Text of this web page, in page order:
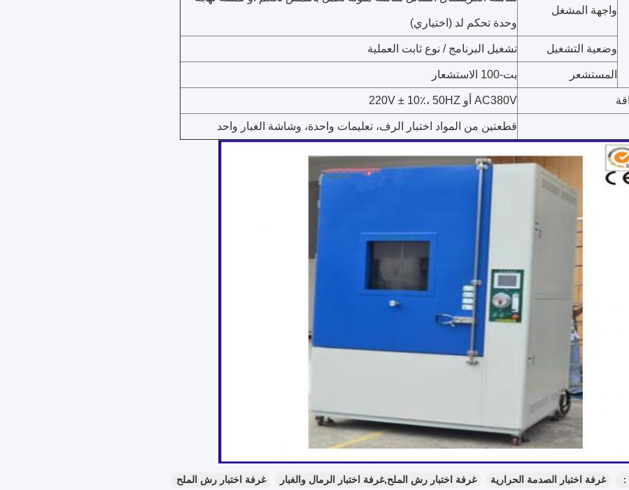
واجهة المشغل
وحدة تحكم لد (اختياري)
وضعية التشغيل تشغيل البرنامج / نوع ثابت العملية
المستشعر بت-100 الاستشعار
AC380V أو 220V ± 10٪، 50HZ
قطعتين من المواد اختبار الرف، تعليمات واحدة، وشاشة الغبار واحد
غرفة اختبار الصدمة الحرارية غرفة اختبار رش الملح,غرفة اختبار الرمال والغبار غرفة اختبار رش الملح